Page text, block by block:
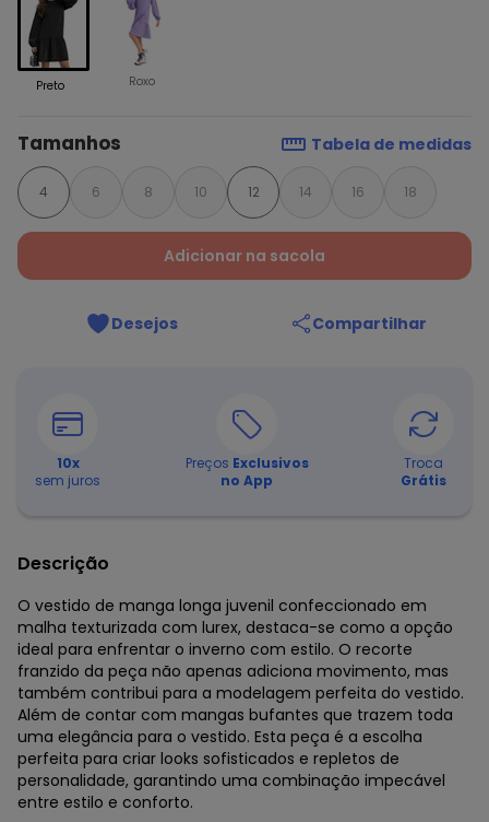
Preto Roxo
Tamanhos Tabela de medidas
4 6 8 10 12 14 16 18
Adicionar na sacola
Desejos Compartilhar
10x
sem juros
Preços Exclusivos
no App
Troca
Grátis
Descrição
O vestido de manga longa juvenil confeccionado em
malha texturizada com lurex, destaca-se como a opção
ideal para enfrentar o inverno com estilo. O recorte
franzido da peça não apenas adiciona movimento, mas
também contribui para a modelagem perfeita do vestido.
Além de contar com mangas bufantes que trazem toda
uma elegância para o vestido. Esta peça é a escolha
perfeita para criar looks sofisticados e repletos de
personalidade, garantindo uma combinação impecável
entre estilo e conforto.